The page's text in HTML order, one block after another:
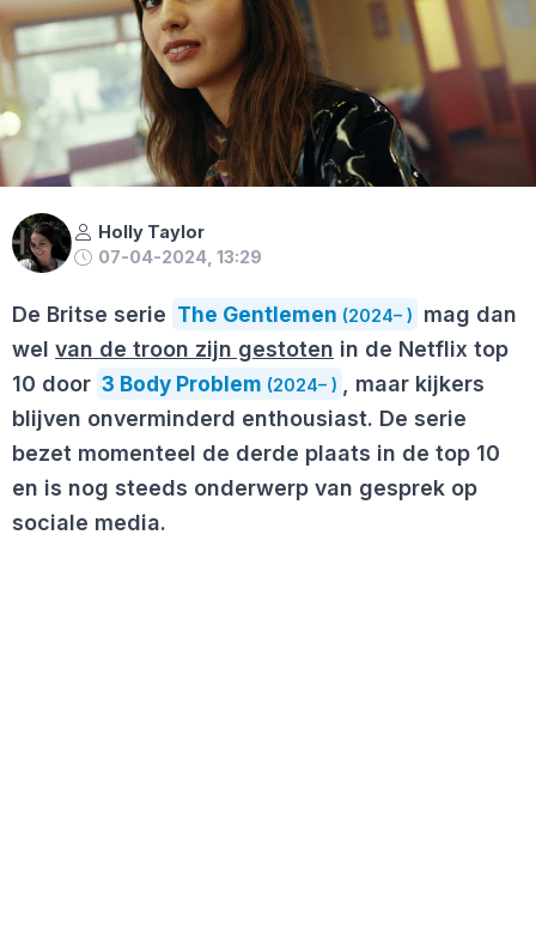
Holly Taylor
07-04-2024, 13:29
De Britse serie The Gentlemen (2024– )
mag dan
wel van de troon zijn gestoten in de Netflix top
10 door 3 Body Problem (2024– ) , maar kijkers
blijven onverminderd enthousiast. De serie
bezet momenteel de derde plaats in de top 10
en is nog steeds onderwerp van gesprek op
sociale media.